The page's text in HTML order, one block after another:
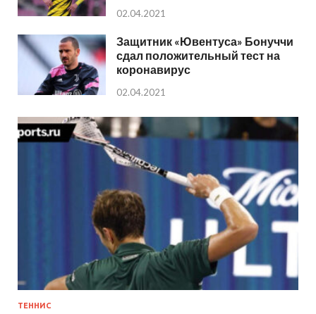
02.04.2021
Защитник «Ювентуса» Бонуччи
сдал положительный тест на
коронавирус
02.04.2021
ТЕННИС